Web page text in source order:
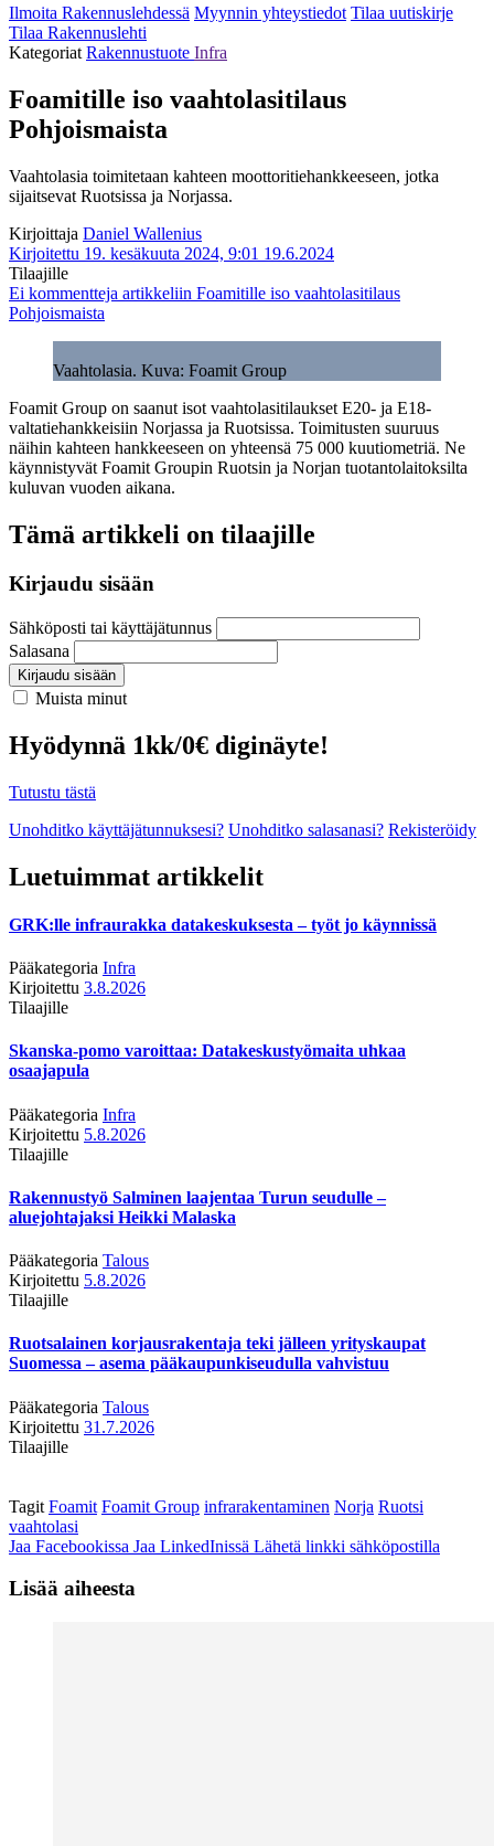
Ilmoita Rakennuslehdessä Myynnin yhteystiedot Tilaa uutiskirje
Tilaa Rakennuslehti
KategoriatRakennustuote Infra
Foamitille iso vaahtolasitilaus
Pohjoismaista
Vaahtolasia toimitetaan kahteen moottoritiehankkeeseen, jotka
sijaitsevat Ruotsissa ja Norjassa.
Kirjoittaja Daniel Wallenius
Kirjoitettu 19. kesäkuuta 2024, 9:01 19.6.2024
Tilaajille
Ei kommentteja artikkeliin Foamitille iso vaahtolasitilaus
Pohjoismaista
Vaahtolasia. Kuva: Foamit Group
Foamit Group on saanut isot vaahtolasitilaukset E20- ja E18-
valtatiehankkeisiin Norjassa ja Ruotsissa. Toimitusten suuruus
näihin kahteen hankkeeseen on yhteensä 75 000 kuutiometriä. Ne
käynnistyvät Foamit Groupin Ruotsin ja Norjan tuotantolaitoksilta
kuluvan vuoden aikana.
Tämä artikkeli on tilaajille
Kirjaudu sisään
Sähköposti tai käyttäjätunnus
Salasana
Kirjaudu sisään
Muista minut
Hyödynnä 1kk/0€ diginäyte!
Tutustu tästä
Unohditko käyttäjätunnuksesi? Unohditko salasanasi? Rekisteröidy
Luetuimmat artikkelit
GRK:lle infraurakka datakeskuksesta – työt jo käynnissä
Pääkategoria Infra
Kirjoitettu 3.8.2026
Tilaajille
Skanska-pomo varoittaa: Datakeskustyömaita uhkaa
osaajapula
Pääkategoria Infra
Kirjoitettu 5.8.2026
Tilaajille
Rakennustyö Salminen laajentaa Turun seudulle –
aluejohtajaksi Heikki Malaska
Pääkategoria Talous
Kirjoitettu 5.8.2026
Tilaajille
Ruotsalainen korjausrakentaja teki jälleen yrityskaupat
Suomessa – asema pääkaupunkiseudulla vahvistuu
Pääkategoria Talous
Kirjoitettu 31.7.2026
Tilaajille
Tagit Foamit Foamit Group infrarakentaminen Norja Ruotsi
vaahtolasi
Jaa Facebookissa Jaa LinkedInissä Lähetä linkki sähköpostilla
Lisää aiheesta